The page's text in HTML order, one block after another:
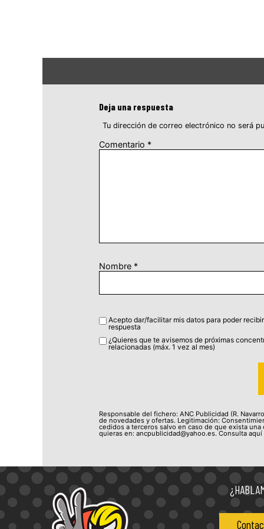
Deja una respuesta
Tu dirección de correo electrónico no será
Comentario *
Nombre *
Acepto dar/facilitar mis datos para poder recibir
respuesta
¿Quieres que te avisemos de próximas
relacionadas (máx. 1 vez al mes)
Responsable del fichero: ANC Publicidad (R.
de novedades y ofertas. Legitimación:
cedidos a terceros salvo en caso de que exista
quieras en: ancpublicidad@yahoo.es. Consulta